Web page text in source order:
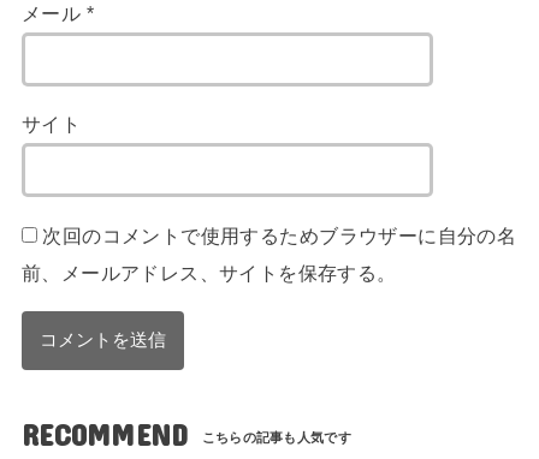
メール *
サイト
次回のコメントで使用するためブラウザーに自分の名
前、メールアドレス、サイトを保存する。
RECOMMEND